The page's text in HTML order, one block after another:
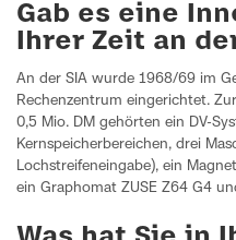
Gab es eine
Ihrer Zeit an
An der SIA wurde 1968/69 im
Rechenzentrum eingerichtet.
0,5 Mio. DM gehörten ein DV-
Kernspeicherbereichen, drei
Lochstreifeneingabe), ein
ein Graphomat ZUSE Z64 G4